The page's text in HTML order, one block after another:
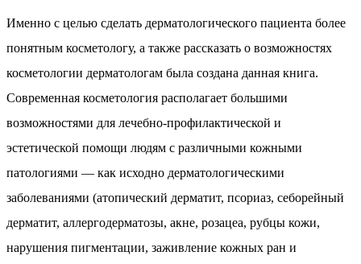
Именно с целью сделать дерматологического пациента более
понятным косметологу, а также рассказать о возможностях
косметологии дерматологам была создана данная книга.
Современная косметология располагает большими
возможностями для лечебно-профилактической и
эстетической помощи людям с различными кожными
патологиями — как исходно дерматологическими
заболеваниями (атопический дерматит, псориаз, себорейный
дерматит, аллергодерматозы, акне, розацеа, рубцы кожи,
нарушения пигментации, заживление кожных ран и